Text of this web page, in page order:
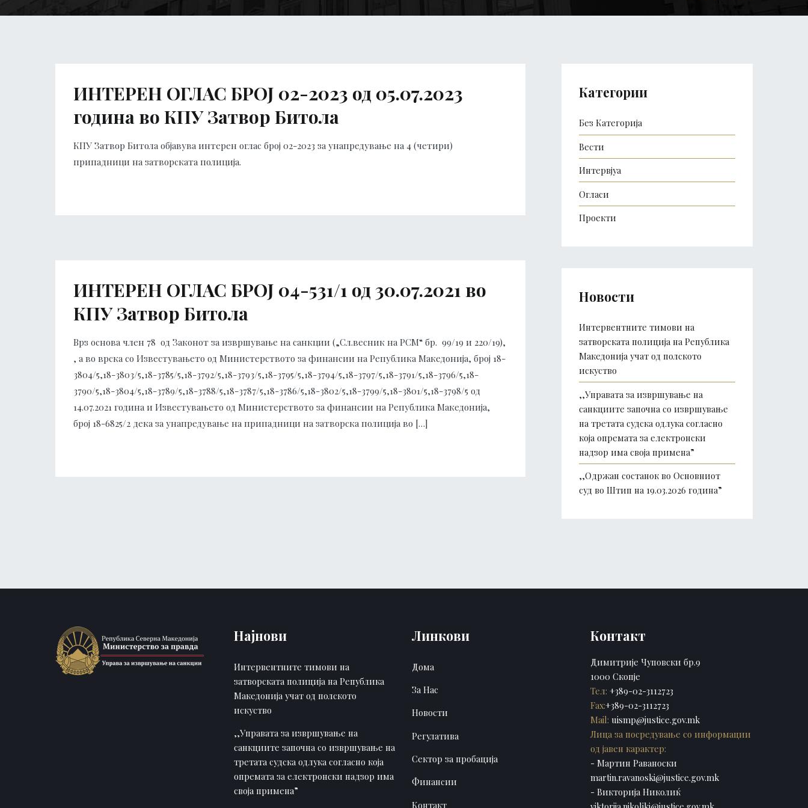
ИНТЕРЕН ОГЛАС БРОЈ 02-2023 од 05.07.2023
година во КПУ Затвор Битола
КПУ Затвор Битола објавува интерен оглас број 02-2023 за унапредување на 4 (четири)
припадници на затворската полиција.
ИНТЕРЕН ОГЛАС БРОЈ 04-531/1 од 30.07.2021 во
КПУ Затвор Битола
Врз основа член 78 од Законот за извршување на санкции („Сл.весник на РСМ“ бр. 99/19 и 220/19),
, а во врска со Известувањето од Министерството за финансии на Република Македонија, број 18-
3804/5,18-3803/5,18-3785/5,18-3792/5,18-3793/5,18-3795/5,18-3794/5,18-3797/5,18-3791/5,18-3796/5,18-
3790/5,18-3804/5,18-3789/5,18-3788/5,18-3787/5,18-3786/5,18-3802/5,18-3799/5,18-3801/5,18-3798/5 од
14.07.2021 година и Известувањето од Министерството за финансии на Република Македонија,
број 18-6825/2 дека за унапредување на припадници на затворска полиција во […]
Категории
Без Категорија
Вести
Интервјуа
Огласи
Проекти
Новости
Интервентните тимови на
затворската полиција на Република
Македонија учат од полското
искуство
,,Управата за извршување на
санкциите започна со извршување
на третата судска одлука согласно
која опремата за електронски
надзор има своја примена”
,,Одржан состанок во Основниот
суд во Штип на 19.03.2026 година”
Најнови
Интервентните тимови на
затворската полиција на Република
Македонија учат од полското
искуство
,,Управата за извршување на
санкциите започна со извршување на
третата судска одлука согласно која
опремата за електронски надзор има
своја примена”
Линкови
Дома
За Нас
Новости
Регулатива
Сектор за пробација
Финансии
Контакт
Контакт
Димитрије Чуповски бр.9
1000 Скопје
Тел: +389-02-3112723
Fax:+389-02-3112723
Mail: uismp@justice.gov.mk
Лица за посредување со информации
од јавен карактер:
- Мартин Раваноски
martin.ravanoski@justice.gov.mk
- Викторија Николиќ